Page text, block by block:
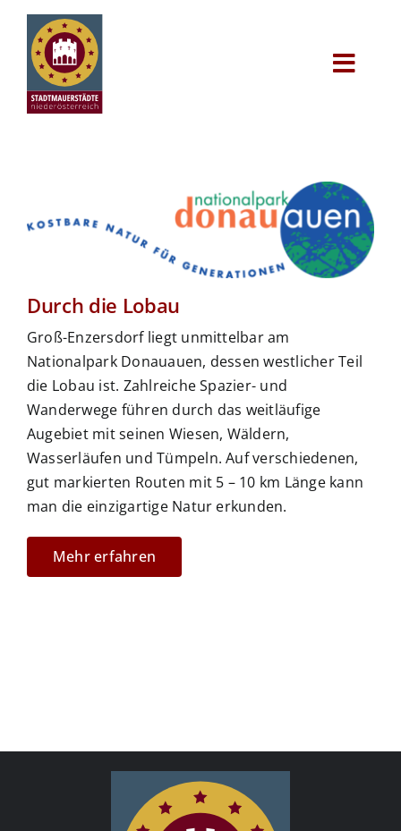
Zum
Inhalt
springen
Aktuelles
Durch die Lobau
Groß-Enzersdorf liegt unmittelbar am
Nationalpark Donauauen, dessen westlicher Teil
die Lobau ist. Zahlreiche Spazier- und
Wanderwege führen durch das weitläufige
Augebiet mit seinen Wiesen, Wäldern,
Wasserläufen und Tümpeln. Auf verschiedenen,
gut markierten Routen mit 5 – 10 km Länge kann
man die einzigartige Natur erkunden.
Mehr erfahren